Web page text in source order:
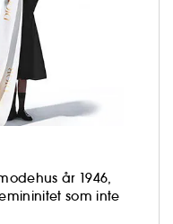
år 1946,
som inte